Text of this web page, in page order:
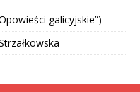
galicyjskie”)